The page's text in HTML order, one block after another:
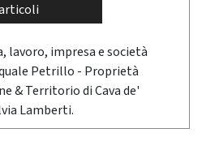
lavoro, impresa e società
Petrillo - Proprietà
& Territorio di Cava de'
Lamberti.